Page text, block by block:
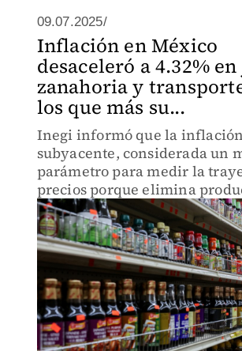
09.07.2025/
Inflación en México
desaceleró a 4.32%
zanahoria y
los que más su...
Inegi informó que la inflación
subyacente, considerada un
parámetro para medir la
precios porque elimina
volatilidad, subió 4.24% a